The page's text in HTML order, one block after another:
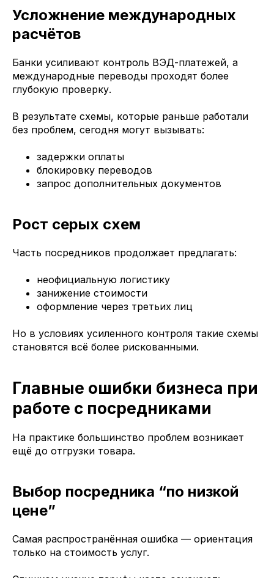
Усложнение международных
расчётов
Банки усиливают контроль ВЭД-платежей, а
международные переводы проходят более
глубокую проверку.
В результате схемы, которые раньше работали
без проблем, сегодня могут вызывать:
задержки оплаты
блокировку переводов
запрос дополнительных документов
Рост серых схем
Часть посредников продолжает предлагать:
неофициальную логистику
занижение стоимости
оформление через третьих лиц
Но в условиях усиленного контроля такие схемы
становятся всё более рискованными.
Главные ошибки бизнеса при
работе с посредниками
На практике большинство проблем возникает
ещё до отгрузки товара.
Выбор посредника “по низкой
цене”
Самая распространённая ошибка — ориентация
только на стоимость услуг.